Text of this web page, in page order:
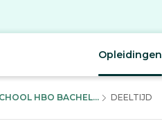
Opleidingen
HBO BACHEL... DEELTIJD